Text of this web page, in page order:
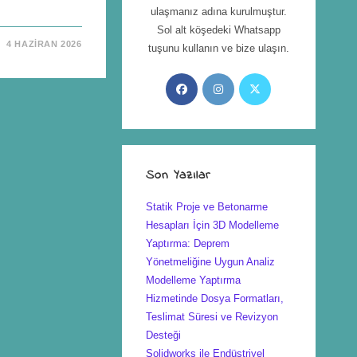
4 HAZIRAN 2026
ulaşmanız adına kurulmuştur.
Sol alt köşedeki Whatsapp
tuşunu kullanın ve bize ulaşın.
Son Yazılar
Statik Proje ve Betonarme
Hesapları İçin 3D Modelleme
Yaptırma: Deprem
Yönetmeliğine Uygun Analiz
Modelleme Yaptırma
Hizmetinde Dosya Formatları,
Teslimat Süresi ve Revizyon
Desteği
Solidworks ile Endüstriyel